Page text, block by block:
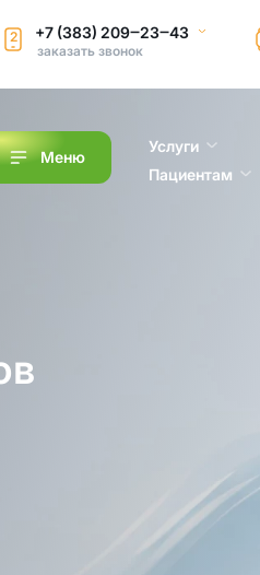
2 +7 (383) 209‒23‒43
заказать звонок
Меню
Услуги
Пациентам